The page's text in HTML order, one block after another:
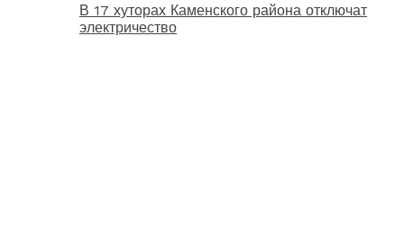
В 17 хуторах Каменского района отключат
электричество